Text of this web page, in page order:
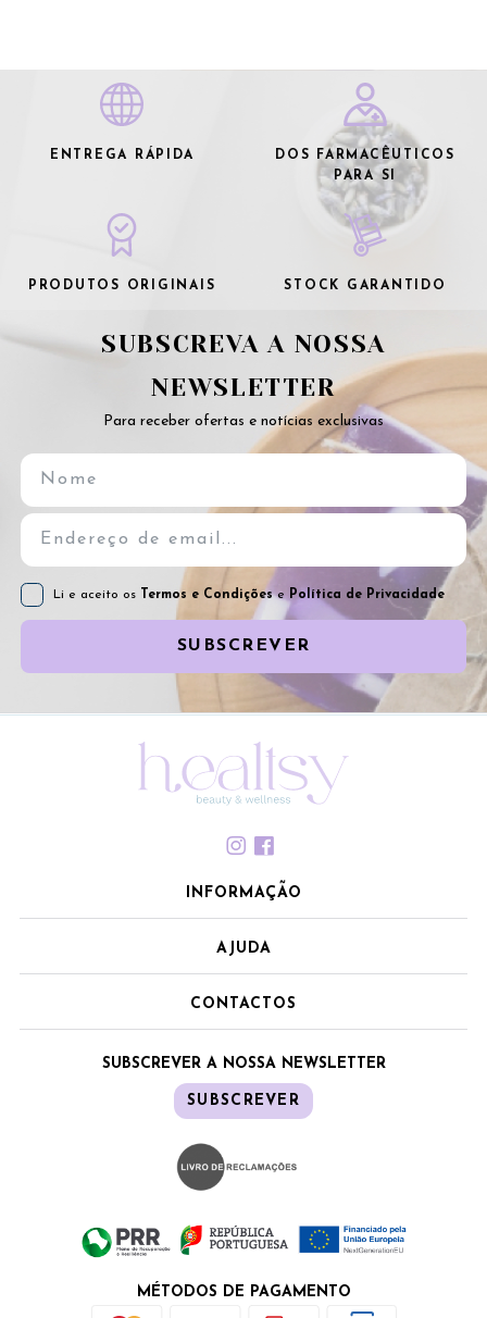
ENTREGA RÁPIDA
DOS FARMACÊUTICOS
PARA SI
PRODUTOS ORIGINAIS STOCK GARANTIDO
SUBSCREVA A NOSSA
NEWSLETTER
Para receber ofertas e notícias exclusivas
Li e aceito os Termos e Condiçõese Política de Privacidade
SUBSCREVER
INFORMAÇÃO
AJUDA
CONTACTOS
SUBSCREVER A NOSSA NEWSLETTER
SUBSCREVER
MÉTODOS DE PAGAMENTO